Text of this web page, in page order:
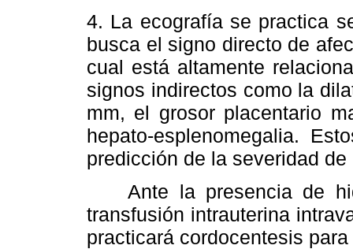
4. La ecografía se practica
busca el signo directo de
cual está altamente
signos indirectos como la
mm, el grosor placentario
hepato-esplenomegalia.
predicción de la severidad
Ante la presencia de
transfusión intrauterina
practicará cordocentesis